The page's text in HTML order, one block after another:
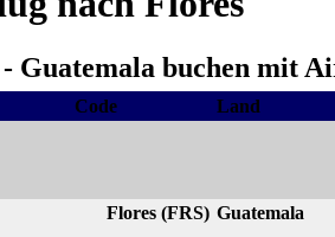
Guatemala buchen mit
Code Land
Flores (FRS) Guatemala